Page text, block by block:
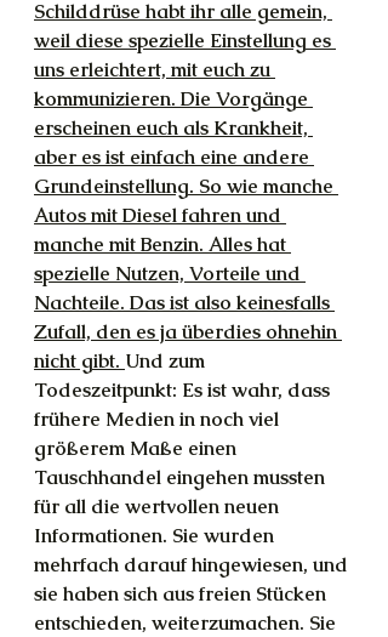
Schilddrüse habt ihr alle gemein,
weil diese spezielle Einstellung es
uns erleichtert, mit euch zu
kommunizieren. Die Vorgänge
erscheinen euch als Krankheit,
aber es ist einfach eine andere
Grundeinstellung. So wie manche
Autos mit Diesel fahren und
manche mit Benzin. Alles hat
spezielle Nutzen, Vorteile und
Nachteile. Das ist also keinesfalls
Zufall, den es ja überdies ohnehin
nicht gibt. Und zum
Todeszeitpunkt: Es ist wahr, dass
frühere Medien in noch viel
größerem Maße einen
Tauschhandel eingehen mussten
für all die wertvollen neuen
Informationen. Sie wurden
mehrfach darauf hingewiesen, und
sie haben sich aus freien Stücken
entschieden, weiterzumachen. Sie